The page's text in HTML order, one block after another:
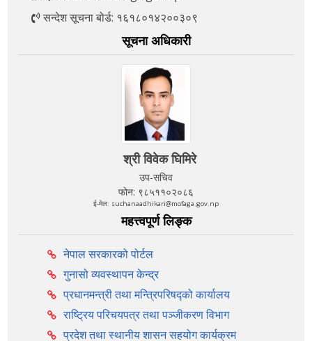
सन्देश सूचना बोर्ड: १६१८०१४२००३०९
सूचना अधिकारी
श्री विवेक घिमिरे
उप-सचिव
फोन: ९८५११०२०८६
ई-मेल: suchanaadhikari@mofaga.gov.np
महत्त्वपूर्ण लिङ्क
नेपाल सरकारको पोर्टल
गुनासो व्यवस्थापन केन्द्र
प्रधानमन्त्री तथा मन्त्रिपरिषद्को कार्यालय
राष्ट्रिय परिचयपत्र तथा पञ्‍जीकरण विभाग
प्रदेश तथा स्थानीय शासन सहयोग कार्यक्रम